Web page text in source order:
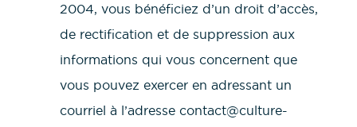
2004, vous bénéficiez d’un droit d’accès,
de rectification et de suppression aux
informations qui vous concernent que
vous pouvez exercer en adressant un
courriel à l’adresse contact@culture-